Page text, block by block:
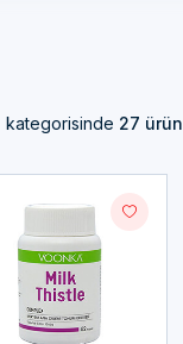
kategorisinde 27 ürün